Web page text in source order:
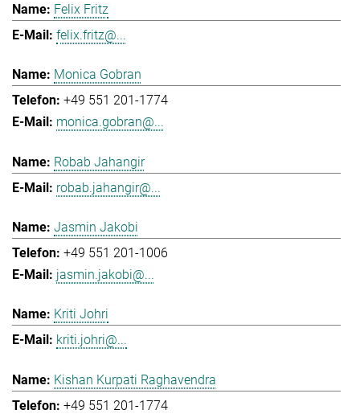
Felix Fritz
felix.fritz@...
Monica Gobran
+49 551 201-1774
monica.gobran@...
Robab Jahangir
robab.jahangir@...
Jasmin Jakobi
+49 551 201-1006
jasmin.jakobi@...
Kriti Johri
kriti.johri@...
Kishan Kurpati Raghavendra
+49 551 201-1774